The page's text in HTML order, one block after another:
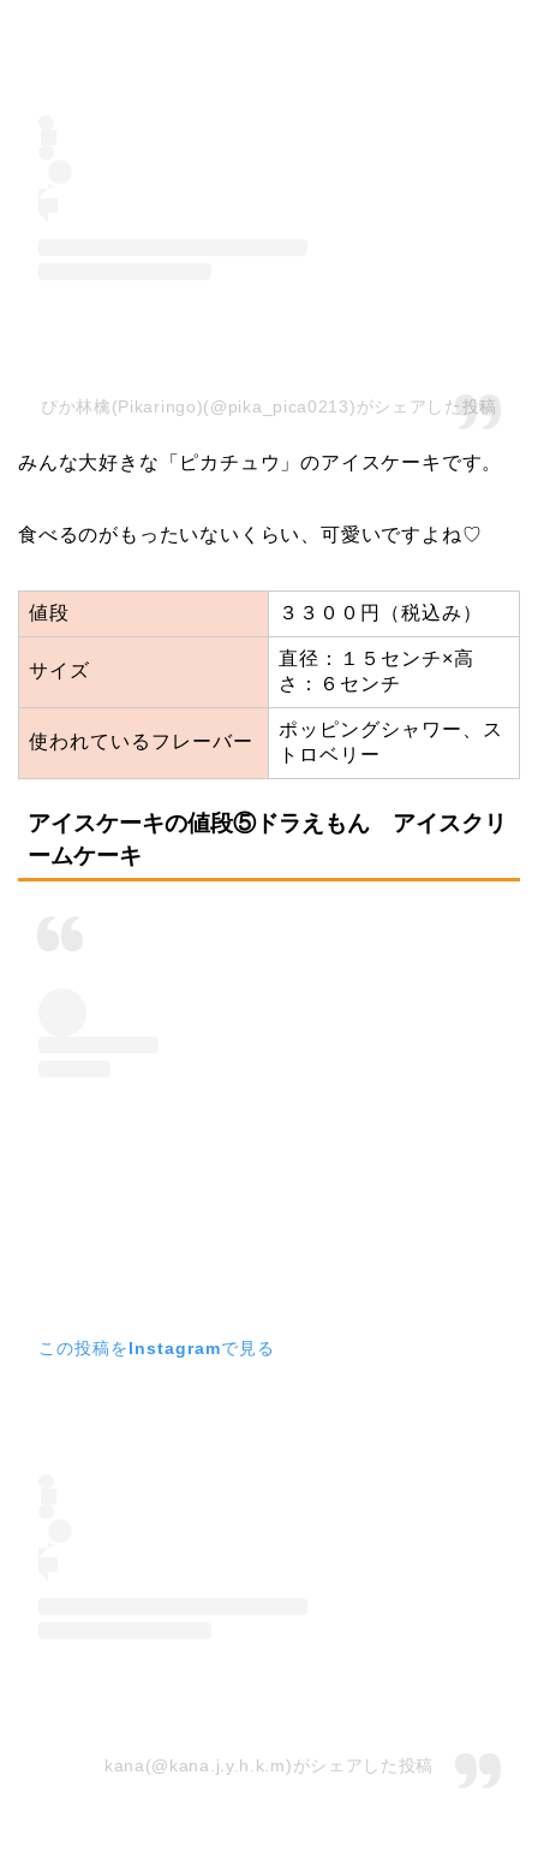
ぴか林檎(Pikaringo)(@pika_pica0213)がシェアした投稿
みんな大好きな「ピカチュウ」のアイスケーキです。
食べるのがもったいないくらい、可愛いですよね♡
値段 ３３００円（税込み）
サイズ
直径：１５センチ×高
さ：６センチ
使われているフレーバー
ポッピングシャワー、ス
トロベリー
アイスケーキの値段⑤ドラえもん アイスクリ
ームケーキ
この投稿をInstagramで見る
kana(@kana.j.y.h.k.m)がシェアした投稿